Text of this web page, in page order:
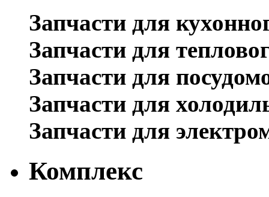
Запчасти для
Запчасти для
Запчасти для
Запчасти для
Запчасти для
Комплекс